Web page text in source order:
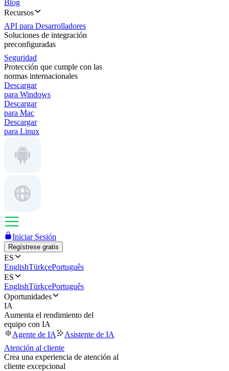
Blog
Recursos
API para Desarrolladores
Soluciones de integración
preconfiguradas
Seguridad
Protección que cumple con las
normas internacionales
Descargar
para Windows
Descargar
para Mac
Descargar
para Linux
Iniciar Sesión
Regístrese gratis
ES
EnglishTürkçePortuguês
ES
EnglishTürkçePortuguês
Oportunidades
IA
Aumenta el rendimiento del
equipo con IA
Agente de IA
Asistente de IA
Atención al cliente
Crea una experiencia de atención al
cliente excepcional